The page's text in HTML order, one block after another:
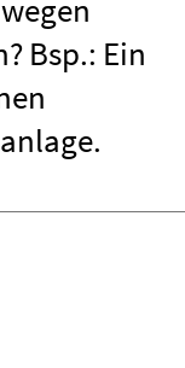
Bsp.: Ein